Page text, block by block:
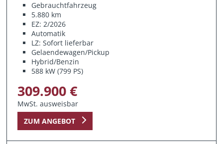
Gebrauchtfahrzeug
5.880 km
EZ: 2/2026
Automatik
LZ: Sofort lieferbar
Gelaendewagen/Pickup
Hybrid/Benzin
588 kW (799 PS)
309.900 €
MwSt. ausweisbar
ZUM ANGEBOT